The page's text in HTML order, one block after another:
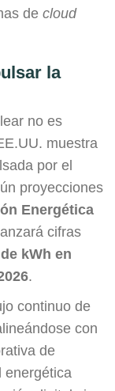
de cloud
la
no es
muestra
por el
proyecciones
Energética
cifras
kWh en
.
continuo de
con
de
energética